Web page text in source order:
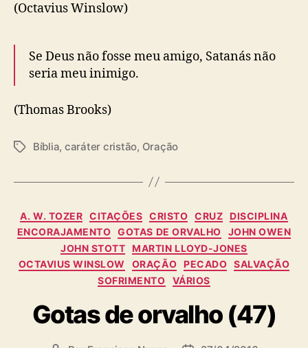
(Octavius Winslow)
Se Deus não fosse meu amigo, Satanás não
seria meu inimigo.
(Thomas Brooks)
T
Bíblia, caráter cristão, Oração
C
a
t
e
g
o
A. W. TOZER CITAÇÕES CRISTO CRUZ
DISCIPLINA
ENCORAJAMENTO
GOTAS DE ORVALHO
JOHN OWEN
JOHN STOTT
MARTIN LLOYD-JONES
OCTAVIUS WINSLOW
ORAÇÃO PECADO SALVAÇÃO
SOFRIMENTO
VÁRIOS
Gotas de orvalho (47)